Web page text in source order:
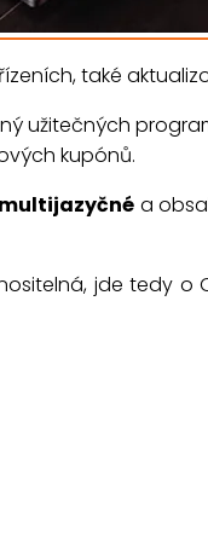
také
užitečných
kupónů.
a
jde tedy